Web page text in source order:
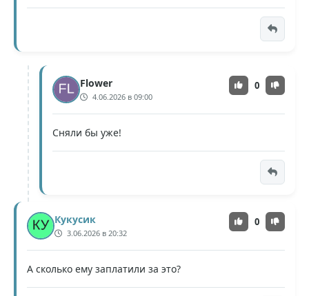
Flower
4.06.2026 в 09:00
0
Сняли бы уже!
Кукусик
3.06.2026 в 20:32
0
А сколько ему заплатили за это?